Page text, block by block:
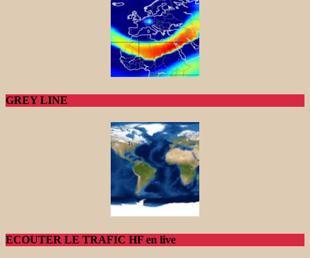
GREY LINE
ECOUTER LE TRAFIC HF en live